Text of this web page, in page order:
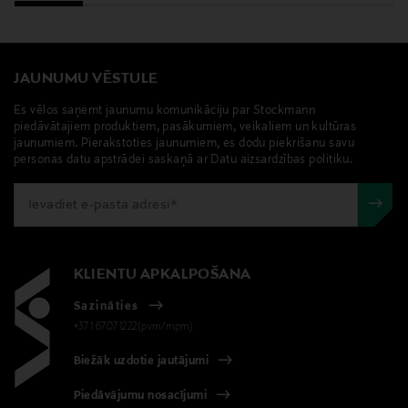
JAUNUMU VĒSTULE
Es vēlos saņemt jaunumu komunikāciju par Stockmann
piedāvātajiem produktiem, pasākumiem, veikaliem un kultūras
jaunumiem. Pierakstoties jaunumiem, es dodu piekrišanu savu
personas datu apstrādei saskaņā ar Datu aizsardzības politiku.
KLIENTU APKALPOŠANA
Sazināties
+371 67071222(pvm/mpm)
Biežāk uzdotie jautājumi
Piedāvājumu nosacījumi